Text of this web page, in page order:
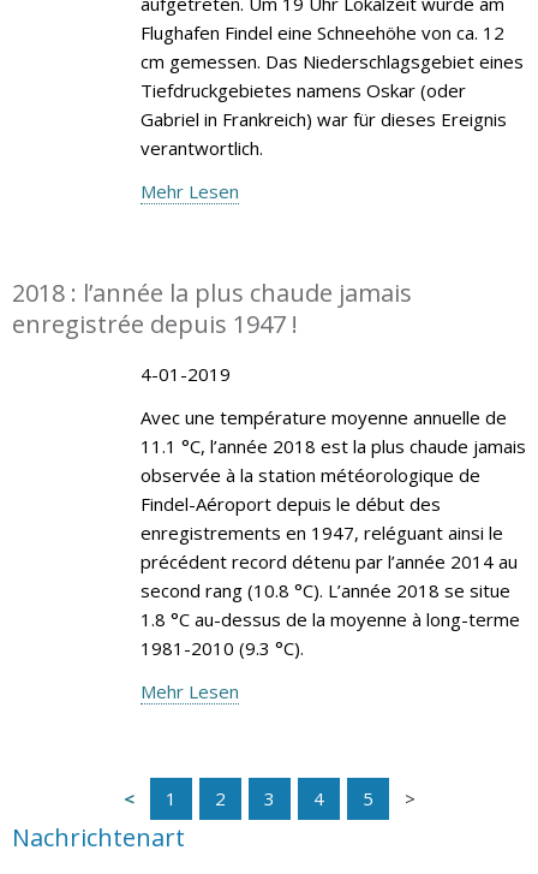
Flughafen Findel eine Schneehöhe von ca. 12
cm gemessen. Das Niederschlagsgebiet eines
Tiefdruckgebietes namens Oskar (oder
Gabriel in Frankreich) war für dieses Ereignis
verantwortlich.
Mehr Lesen
2018 : l’année la plus chaude jamais
enregistrée depuis 1947 !
4-01-2019
Avec une température moyenne annuelle de
11.1 °C, l’année 2018 est la plus chaude jamais
observée à la station météorologique de
Findel-Aéroport depuis le début des
enregistrements en 1947, reléguant ainsi le
précédent record détenu par l’année 2014 au
second rang (10.8 °C). L’année 2018 se situe
1.8 °C au-dessus de la moyenne à long-terme
1981-2010 (9.3 °C).
Mehr Lesen
1 2 3 4 5
Nachrichtenart